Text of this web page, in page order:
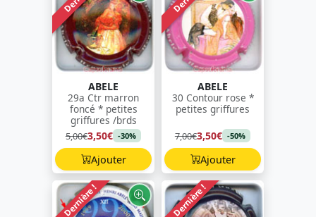
ABELE
29a Ctr marron
foncé * petites
griffures /brds
5,00€3,50€ -30%
Ajouter
ABELE
30 Contour rose *
petites griffures
7,00€3,50€ -50%
Ajouter
Dernière ! Dernière !